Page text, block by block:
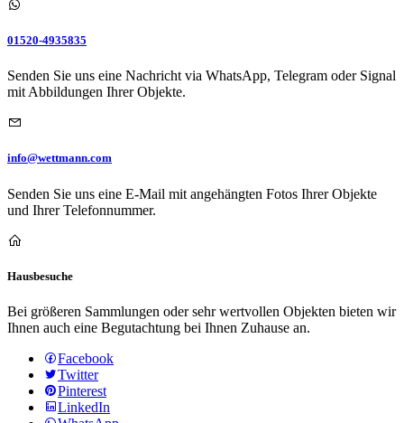
01520-4935835
Senden Sie uns eine Nachricht via WhatsApp, Telegram oder Signal
mit Abbildungen Ihrer Objekte.
info@wettmann.com
Senden Sie uns eine E-Mail mit angehängten Fotos Ihrer Objekte
und Ihrer Telefonnummer.
Hausbesuche
Bei größeren Sammlungen oder sehr wertvollen Objekten bieten wir
Ihnen auch eine Begutachtung bei Ihnen Zuhause an.
Facebook
Twitter
Pinterest
LinkedIn